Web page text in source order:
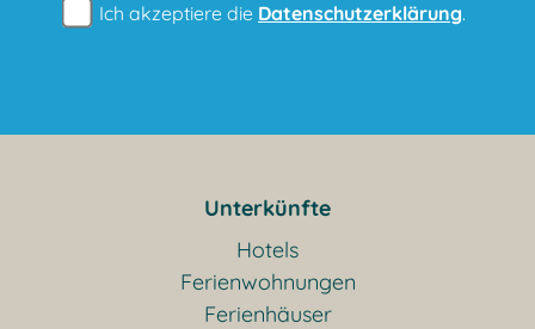
Ich akzeptiere die Datenschutzerklärung.
Unterkünfte
Hotels
Ferienwohnungen
Ferienhäuser